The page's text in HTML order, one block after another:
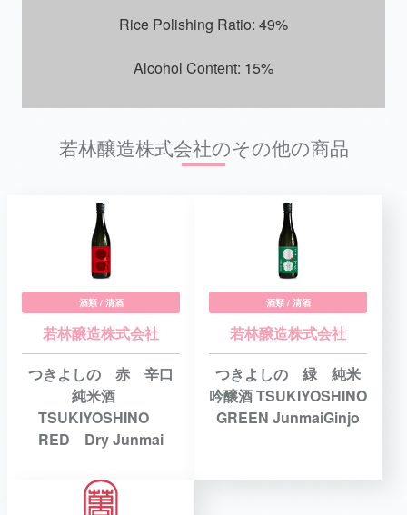
Rice Polishing Ratio: 49%
Alcohol Content: 15%
若林醸造株式会社のその他の商品
酒類 / 清酒
若林醸造株式会社
つきよしの 赤 辛口
純米酒
TSUKIYOSHINO
RED Dry Junmai
酒類 / 清酒
若林醸造株式会社
つきよしの 緑 純米
吟醸酒 TSUKIYOSHINO
GREEN JunmaiGinjo